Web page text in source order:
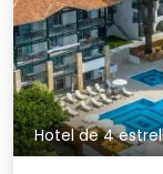
Hotel de 4